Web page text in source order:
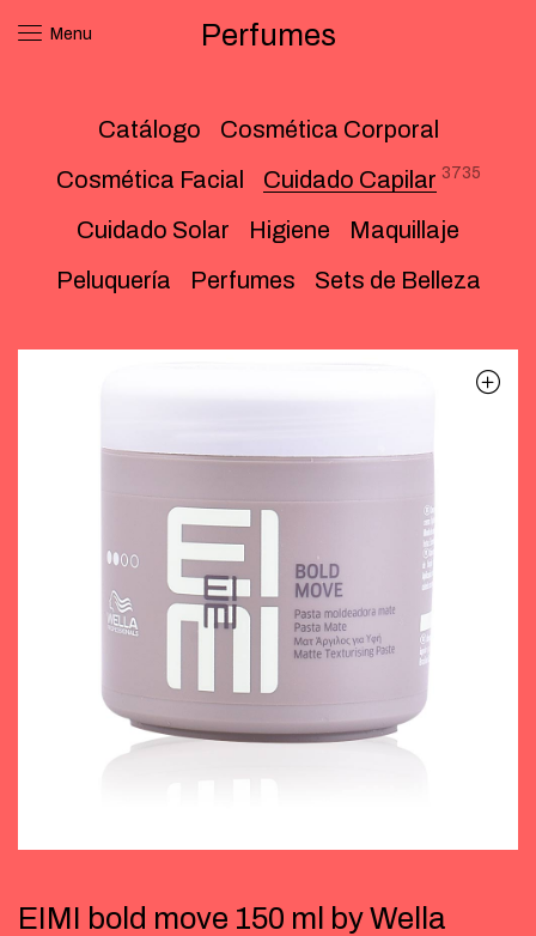
Menu Perfumes
Catálogo
Cosmética Corporal
Cosmética Facial
Cuidado Capilar 3735
Cuidado Solar Higiene
Maquillaje
Peluquería
Perfumes Sets de Belleza
EIMI bold move 150 ml by Wella